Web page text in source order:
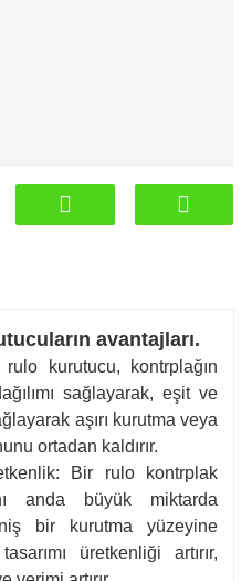
avantajları.
kurutucu, kontrplağın
sağlayarak, eşit ve
aşırı kurutma veya
ortadan kaldırır.
Bir rulo kontrplak
anda büyük miktarda
bir kurutma yüzeyine
üretkenliği artırır,